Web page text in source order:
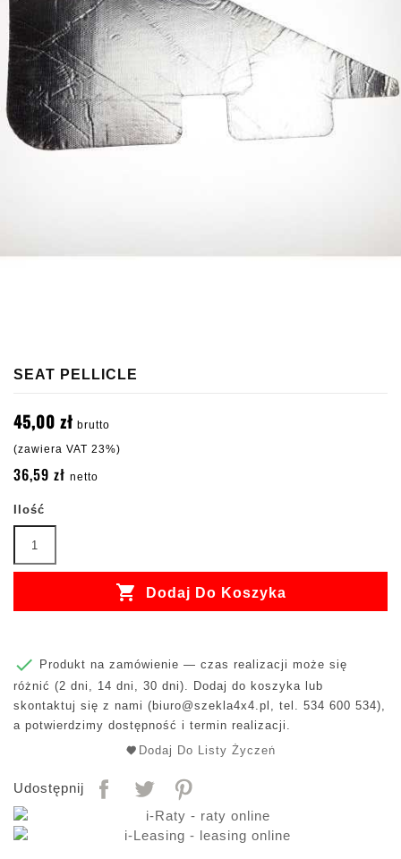
SEAT PELLICLE
45,00 zł brutto
(zawiera VAT 23%)
36,59 zł netto
Ilość
 Dodaj Do Koszyka

Produkt na zamówienie — czas realizacji może się
różnić (2 dni, 14 dni, 30 dni). Dodaj do koszyka lub
skontaktuj się z nami ( biuro@szekla4x4.pl , tel. 534 600 534),
a potwierdzimy dostępność i termin realizacji.
Dodaj Do Listy Życzeń
Udostępnij